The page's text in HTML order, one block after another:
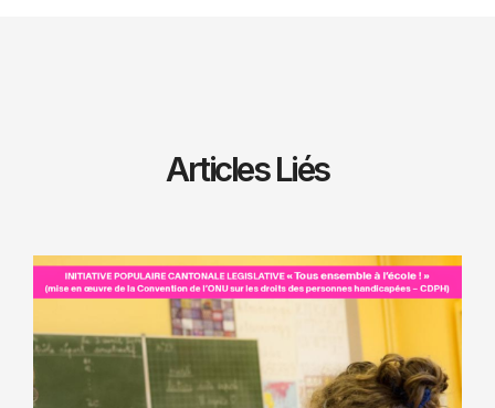
Articles Liés